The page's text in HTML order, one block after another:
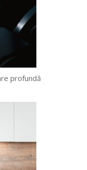
profundă